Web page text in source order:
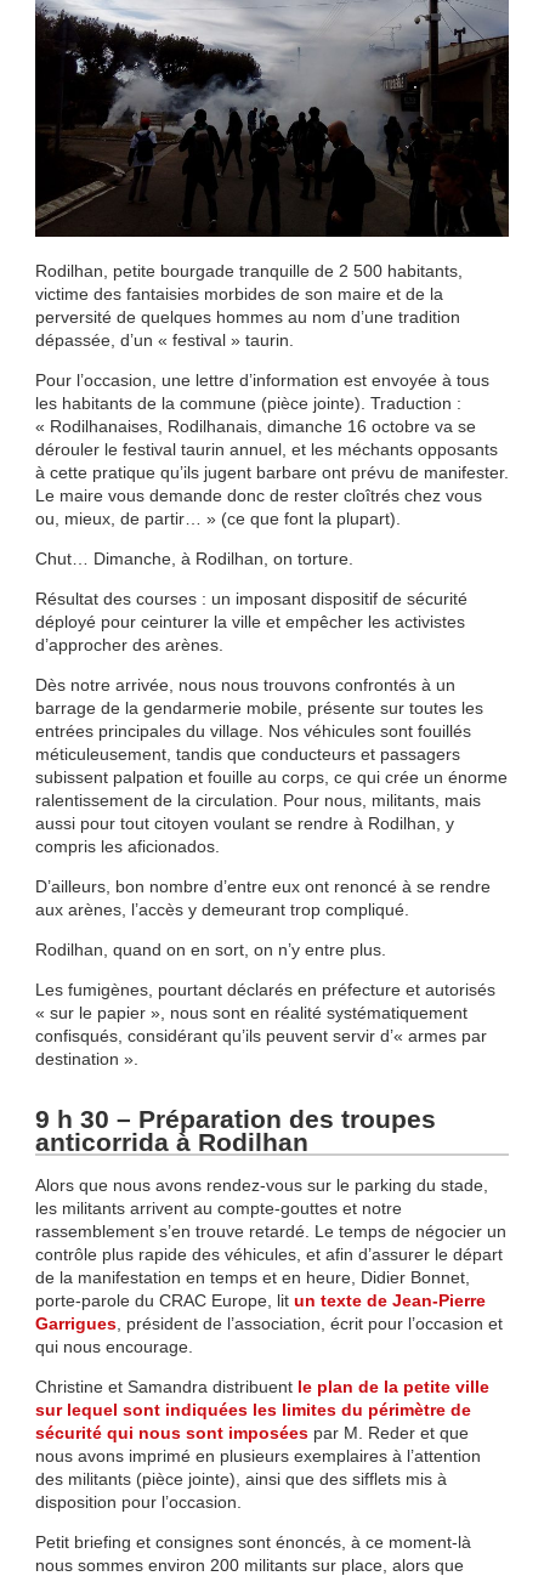
Rodilhan, petite bourgade tranquille de 2 500 habitants,
victime des fantaisies morbides de son maire et de la
perversité de quelques hommes au nom d’une tradition
dépassée, d’un « festival » taurin.
Pour l’occasion, une lettre d’information est envoyée à tous
les habitants de la commune (pièce jointe). Traduction :
« Rodilhanaises, Rodilhanais, dimanche 16 octobre va se
dérouler le festival taurin annuel, et les méchants opposants
à cette pratique qu’ils jugent barbare ont prévu de manifester.
Le maire vous demande donc de rester cloîtrés chez vous
ou, mieux, de partir… » (ce que font la plupart).
Chut… Dimanche, à Rodilhan, on torture.
Résultat des courses : un imposant dispositif de sécurité
déployé pour ceinturer la ville et empêcher les activistes
d’approcher des arènes.
Dès notre arrivée, nous nous trouvons confrontés à un
barrage de la gendarmerie mobile, présente sur toutes les
entrées principales du village. Nos véhicules sont fouillés
méticuleusement, tandis que conducteurs et passagers
subissent palpation et fouille au corps, ce qui crée un énorme
ralentissement de la circulation. Pour nous, militants, mais
aussi pour tout citoyen voulant se rendre à Rodilhan, y
compris les aficionados.
D’ailleurs, bon nombre d’entre eux ont renoncé à se rendre
aux arènes, l’accès y demeurant trop compliqué.
Rodilhan, quand on en sort, on n’y entre plus.
Les fumigènes, pourtant déclarés en préfecture et autorisés
« sur le papier », nous sont en réalité systématiquement
confisqués, considérant qu’ils peuvent servir d’« armes par
destination ».
9 h 30 – Préparation des troupes
anticorrida à Rodilhan
Alors que nous avons rendez-vous sur le parking du stade,
les militants arrivent au compte-gouttes et notre
rassemblement s’en trouve retardé. Le temps de négocier un
contrôle plus rapide des véhicules, et afin d’assurer le départ
de la manifestation en temps et en heure, Didier Bonnet,
porte-parole du CRAC Europe, lit un texte de Jean-Pierre
Garrigues, président de l’association, écrit pour l’occasion et
qui nous encourage.
Christine et Samandra distribuent le plan de la petite ville
sur lequel sont indiquées les limites du périmètre de
sécurité qui nous sont imposéespar M. Reder et que
nous avons imprimé en plusieurs exemplaires à l’attention
des militants (pièce jointe), ainsi que des sifflets mis à
disposition pour l’occasion.
Petit briefing et consignes sont énoncés, à ce moment-là
nous sommes environ 200 militants sur place, alors que